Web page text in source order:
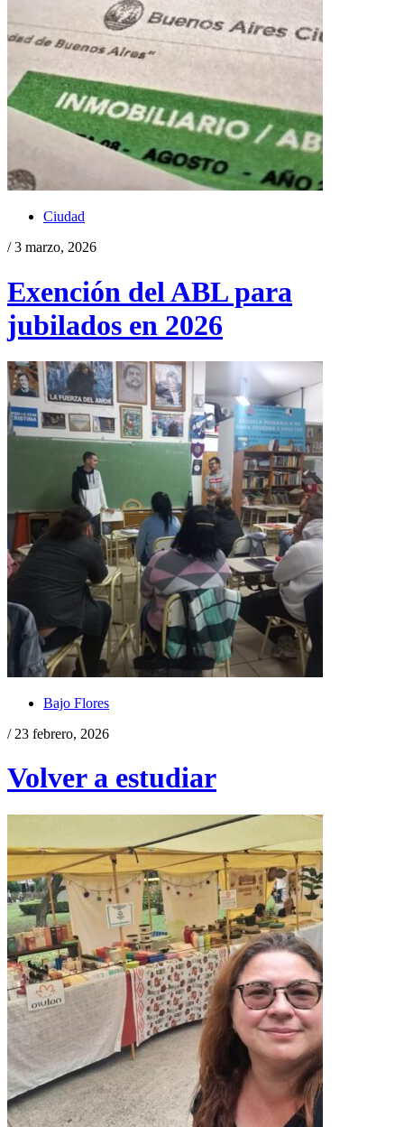
Ciudad
/ 3 marzo, 2026
Exención del ABL para
jubilados en 2026
Bajo Flores
/ 23 febrero, 2026
Volver a estudiar